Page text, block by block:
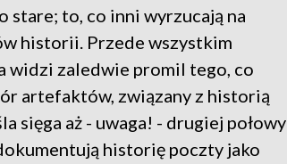
stare; to, co inni wyrzucają na
historii. Przede wszystkim
widzi zaledwie promil tego, co
artefaktów, związany z historią
sięga aż - uwaga! - drugiej połowy
historię poczty jako